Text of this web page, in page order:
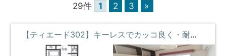
産
29件 1 2 3 »
【ティエード302】キーレスでカッコ良く・耐震耐火で安心・断熱効果でいつでも快適な部屋 ③階 **即入居募集中**